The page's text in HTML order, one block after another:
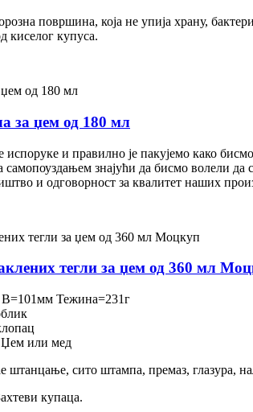
површина, која не упија храну,
киселог купуса.
за џем од 180 мл
испоруке и правилно је пакујемо како
самопоуздањем знајући да бисмо волели
и одговорност за квалитет наших
тегли за џем од 360 мл
Тежина=231г
или мед
сито штампа, премаз, глазура,
купаца.